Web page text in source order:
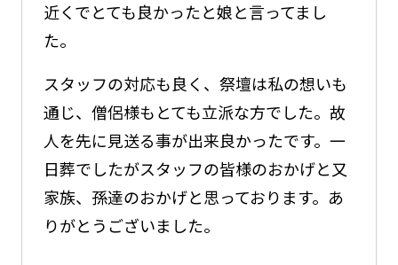
近くでとても良かったと娘と言ってまし
た。
スタッフの対応も良く、祭壇は私の想いも
通じ、僧侶様もとても立派な方でした。故
人を先に見送る事が出来良かったです。一
日葬でしたがスタッフの皆様のおかげと又
家族、孫達のおかげと思っております。あ
りがとうございました。